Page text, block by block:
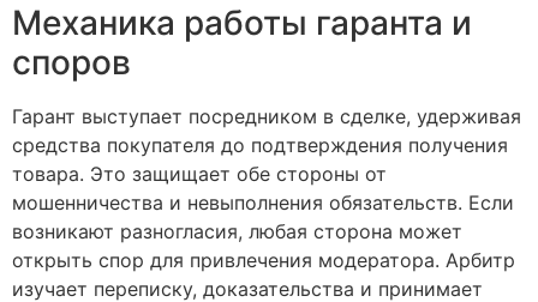
Механика работы гаранта и
споров
Гарант выступает посредником в сделке, удерживая
средства покупателя до подтверждения получения
товара. Это защищает обе стороны от
мошенничества и невыполнения обязательств. Если
возникают разногласия, любая сторона может
открыть спор для привлечения модератора. Арбитр
изучает переписку, доказательства и принимает